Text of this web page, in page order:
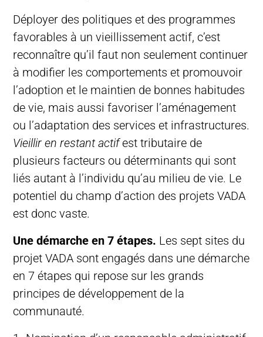
Déployer des politiques et des programmes
favorables à un vieillissement actif, c’est
reconnaître qu’il faut non seulement continuer
à modifier les comportements et promouvoir
l’adoption et le maintien de bonnes habitudes
de vie, mais aussi favoriser l’aménagement
ou l’adaptation des services et infrastructures.
Vieillir en restant actifest tributaire de
plusieurs facteurs ou déterminants qui sont
liés autant à l’individu qu’au milieu de vie. Le
potentiel du champ d’action des projets VADA
est donc vaste.
Une démarche en 7 étapes. Les sept sites du
projet VADA sont engagés dans une démarche
en 7 étapes qui repose sur les grands
principes de développement de la
communauté.